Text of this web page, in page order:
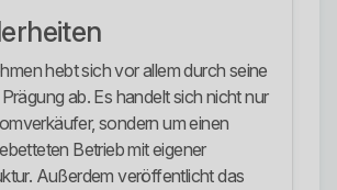
hebt sich vor allem durch seine
ab. Es handelt sich nicht nur
sondern um einen
Betrieb mit eigener
Außerdem veröffentlicht das